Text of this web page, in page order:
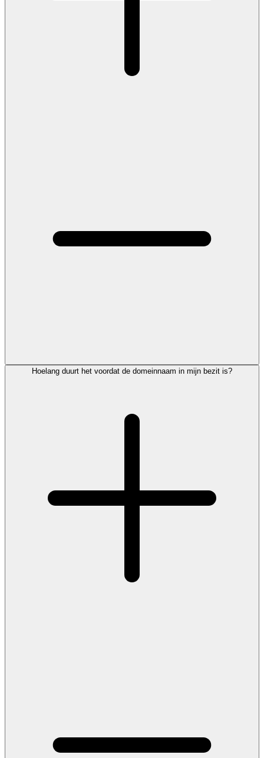
Hoelang duurt het voordat de domeinnaam in mijn bezit is?